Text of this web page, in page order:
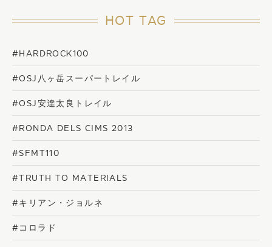
HOT TAG
#HARDROCK100
#OSJ八ヶ岳スーパートレイル
#OSJ安達太良トレイル
#RONDA DELS CIMS 2013
#SFMT110
#TRUTH TO MATERIALS
#キリアン・ジョルネ
#コロラド